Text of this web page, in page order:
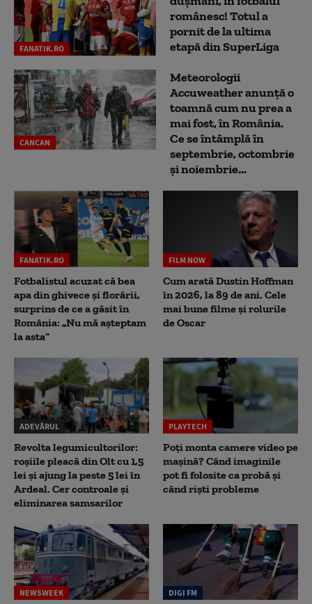
FANATIK.RO
românesc! Totul a
pornit de la ultima
etapă din SuperLiga
CANCAN
Meteorologii
Accuweather anunță o
toamnă cum nu prea a
mai fost, în România.
Ce se întâmplă în
septembrie, octombrie
și noiembrie...
FANATIK.RO
Fotbalistul acuzat că bea
apa din ghivece și florării,
surprins de ce a găsit în
România: „Nu mă așteptam
la asta”
FILM NOW
Cum arată Dustin Hoffman
în 2026, la 89 de ani. Cele
mai bune filme și rolurile
de Oscar
ADEVĂRUL
Revolta legumicultorilor:
roșiile pleacă din Olt cu 1,5
lei și ajung la peste 5 lei în
Ardeal. Cer controale și
eliminarea samsarilor
PLAYTECH
Poți monta camere video pe
mașină? Când imaginile
pot fi folosite ca probă și
când riști probleme
NEWSWEEK DIGI FM